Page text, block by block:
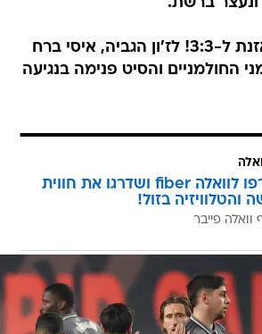
דקה 64: ראיו מאזנת ל-3:3! לז'ון הגביה, איסי ברח
החולמניים והסיט פנימה בנגיעה
הצטרפו לוואלה fiber ושדרגו את חווית
והטלוויזיה בזול!
וואלה פייבר